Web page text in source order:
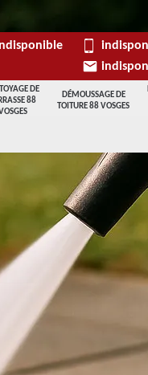
DE
88
DÉMOUSSAGE DE
TOITURE 88 VOSGES